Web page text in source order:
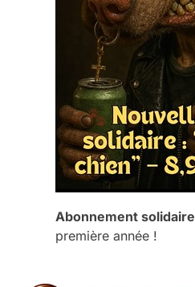
Abonnement solidaire
première année !